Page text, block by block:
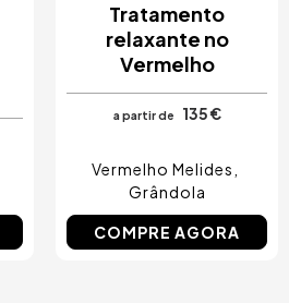
Tratamento
relaxante no
Vermelho
a partir de 135 €
Vermelho Melides
Grândola
COMPRE AGORA